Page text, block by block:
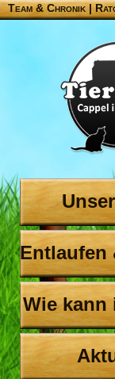
Team & Chronik |
Entlaufen
Wie kann